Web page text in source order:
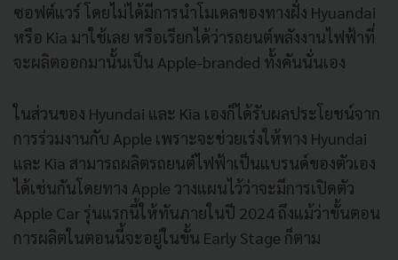
ซอฟต์แวร์ โดยไม่ได้มีการนำโมเดลของทางฝั่ง Hyuandai
หรือ Kia มาใช้เลย หรือเรียกได้ว่ารถยนต์พลังงานไฟฟ้าที่
จะผลิตออกมานั้นเป็น Apple-branded ทั้งคันนั่นเอง
ในส่วนของ Hyundai และ Kia เองก็ได้รับผลประโยชน์จาก
การร่วมงานกับ Apple เพราะจะช่วยเร่งให้ทาง Hyundai
และ Kia สามารถผลิตรถยนต์ไฟฟ้าเป็นแบรนด์ของตัวเอง
ได้เช่นกันโดยทาง Apple วางแผนไว้ว่าจะมีการเปิดตัว
Apple Car รุ่นแรกนี้ให้ทันภายในปี 2024 ถึงแม้ว่าขั้นตอน
การผลิตในตอนนี้จะอยู่ในขั้น Early Stage ก็ตาม